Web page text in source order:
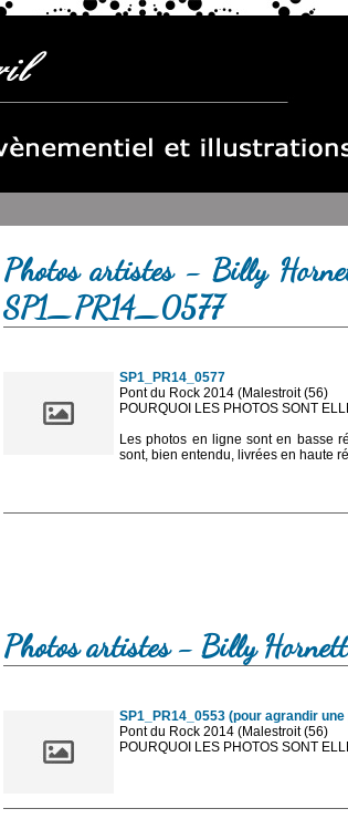
Photos artistes - Billy
SP1_PR14_0577
SP1_PR14_0577
Pont du Rock 2014 (Malestroit (56)
POURQUOI LES PHOTOS SONT
Les photos en ligne sont en basse
sont, bien entendu, livrées en haute
Photos artistes - Billy
SP1_PR14_0553 (pour agrandir
Pont du Rock 2014 (Malestroit (56)
POURQUOI LES PHOTOS SONT